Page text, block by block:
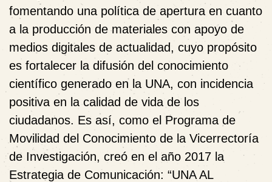
fomentando una política de apertura en cuanto
a la producción de materiales con apoyo de
medios digitales de actualidad, cuyo propósito
es fortalecer la difusión del conocimiento
científico generado en la UNA, con incidencia
positiva en la calidad de vida de los
ciudadanos. Es así, como el Programa de
Movilidad del Conocimiento de la Vicerrectoría
de Investigación, creó en el año 2017 la
Estrategia de Comunicación: “UNA AL